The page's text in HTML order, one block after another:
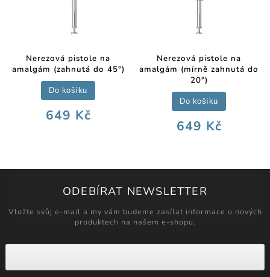
Nerezová pistole na
amalgám (zahnutá do 45°)
649 Kč
Do košíku
Nerezová pistole na
amalgám (mírně zahnutá do
20°)
649 Kč
Do košíku
ODEBÍRAT NEWSLETTER
Vložte svůj e-mail a my vám budeme zasílat informace o nových
produktech na našem e-shopu.